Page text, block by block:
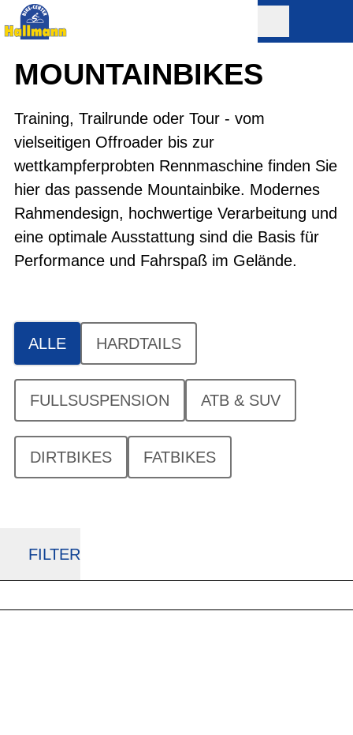
MOUNTAIN­BIKES
Training, Trailrunde oder Tour - vom
vielseitigen Offroader bis zur
wettkampferprobten Rennmaschine finden Sie
hier das passende Mountainbike. Modernes
Rahmendesign, hochwertige Verarbeitung und
eine optimale Ausstattung sind die Basis für
Performance und Fahrspaß im Gelände.
ALLE HARDTAILS
FULLSUSPENSION ATB & SUV
DIRTBIKES FATBIKES
FILTER